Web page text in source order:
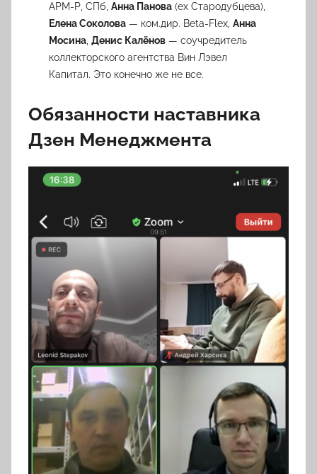
АРМ-Р, СПб,Анна Панова (ex Стародубцева),
Елена Соколова — ком.дир. Beta-Flex,Анна
Мосина ,Денис Калёнов — соучредитель
коллекторского агентства Вин Лэвел
Капитал. Это конечно же не все.
Обязанности наставника
Дзен Менеджмента